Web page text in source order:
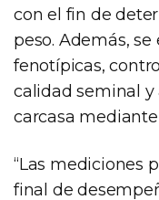
con el fin de
peso. Además,
fenotípicas,
calidad seminal y
carcasa
“Las mediciones
final de